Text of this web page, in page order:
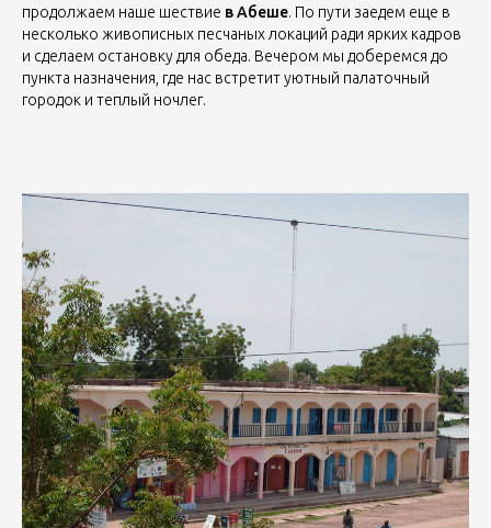
продолжаем наше шествие в Абеше. По пути заедем еще в
несколько живописных песчаных локаций ради ярких кадров
и сделаем остановку для обеда. Вечером мы доберемся до
пункта назначения, где нас встретит уютный палаточный
городок и теплый ночлег.